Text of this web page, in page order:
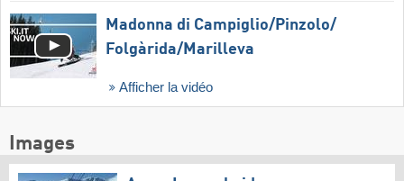
Madonna di Campiglio/​Pinzolo/​
Folgàrida/​Marilleva
Afficher la vidéo
Images